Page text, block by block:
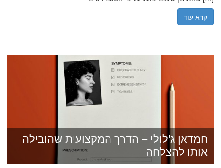
קרא עוד
חמדאן ג'לולי – הדרך המקצועית שהובילה
אותו להצלחה